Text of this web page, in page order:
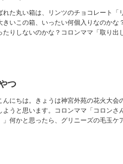
れた丸い箱は、リンツのチョコレート「
きいこの箱、いったい何個入りなのかな
たりしないのかな？コロンママ「取り出
つ
んにちは。きょうは神宮外苑の花火大会
ようと思います。コロンママ「コロンさ
何かと思ったら、グリニーズの毛玉ケ